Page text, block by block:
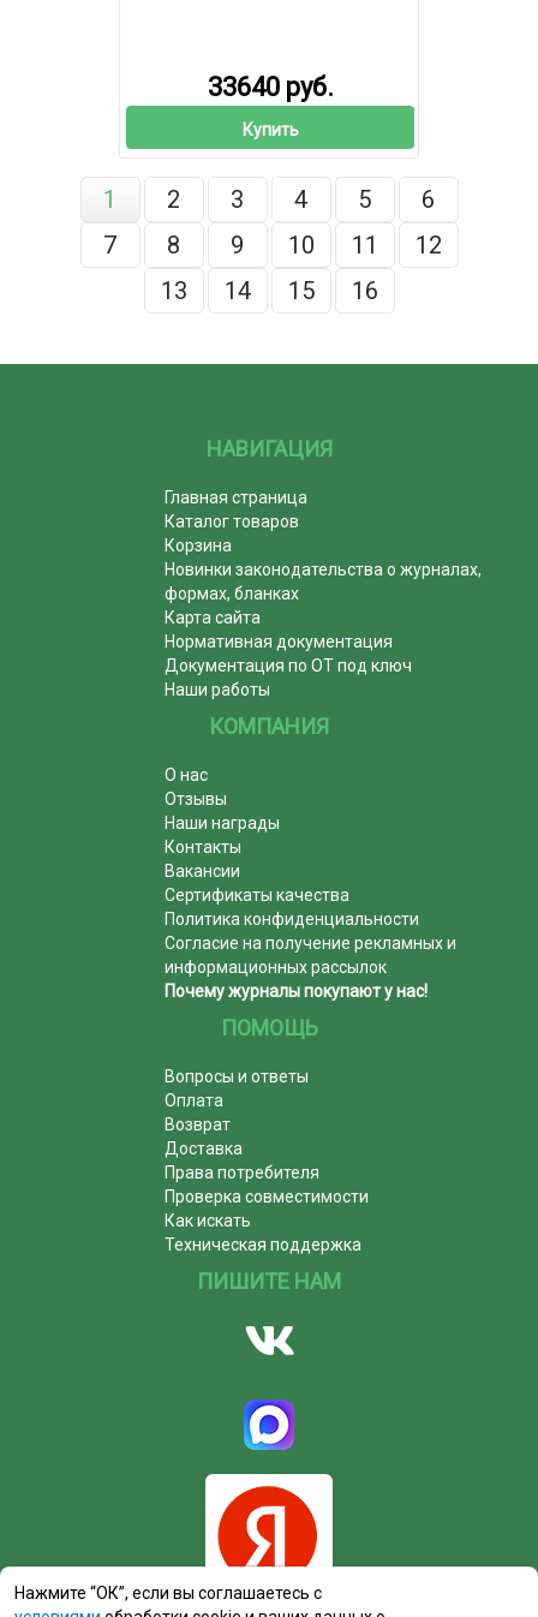
33640 руб.
Купить
1 2 3 4 5
6
7
8 9 10 11
12
13
14 15 16
НАВИГАЦИЯ
Главная страница
Каталог товаров
Корзина
Новинки законодательства о журналах,
формах, бланках
Карта сайта
Нормативная документация
Документация по ОТ под ключ
Наши работы
КОМПАНИЯ
О нас
Отзывы
Наши награды
Контакты
Вакансии
Сертификаты качества
Политика конфиденциальности
Согласие на получение рекламных и
информационных рассылок
Почему журналы покупают у нас!
ПОМОЩЬ
Вопросы и ответы
Оплата
Возврат
Доставка
Права потребителя
Проверка совместимости
Как искать
Техническая поддержка
ПИШИТЕ НАМ
Нажмите “ОК”, если вы соглашаетесь с